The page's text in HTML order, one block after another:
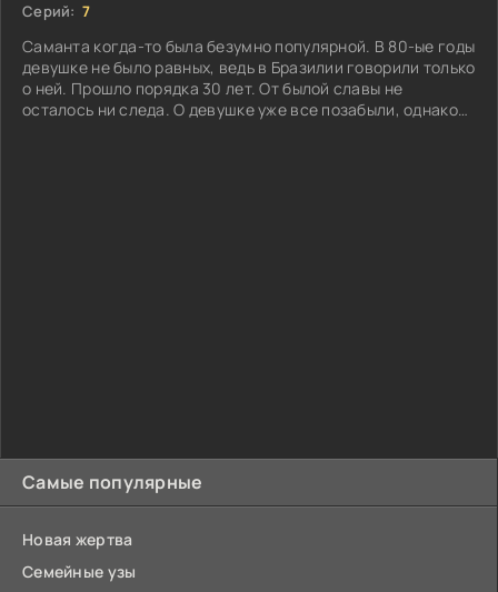
Самые популярные
Новая жертва
Семейные узы
Серий: 7
Саманта когда-то была безумно популярной. В 80-ые годы
девушке не было равных, ведь в Бразилии говорили только
о ней. Прошло порядка 30 лет. От былой славы не
осталось ни следа. О девушке уже все позабыли, однако